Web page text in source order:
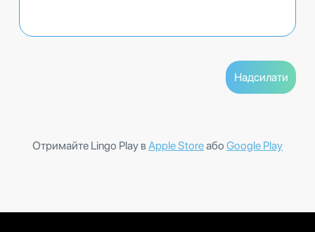
Отримайте Lingo Play в Apple Storeабо Google Play